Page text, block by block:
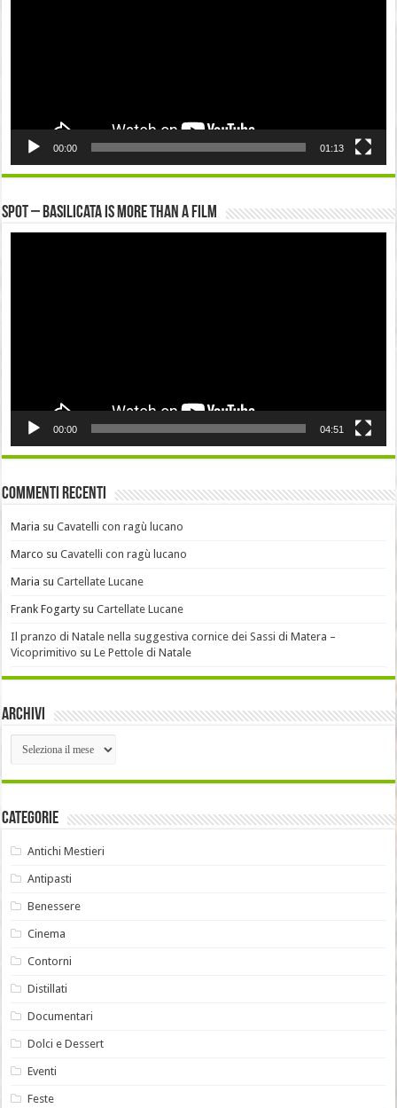
00:00 01:13
Spot – Basilicata is more than a Film
00:00 04:51
Commenti recenti
Maria suCavatelli con ragù lucano
Marco suCavatelli con ragù lucano
Maria suCartellate Lucane
Frank FogartysuCartellate Lucane
Il pranzo di Natale nella suggestiva cornice dei Sassi di Matera –
Vicoprimitivo suLe Pettole di Natale
Archivi
Archivi
Categorie
Antichi Mestieri
Antipasti
Benessere
Cinema
Contorni
Distillati
Documentari
Dolci e Dessert
Eventi
Feste